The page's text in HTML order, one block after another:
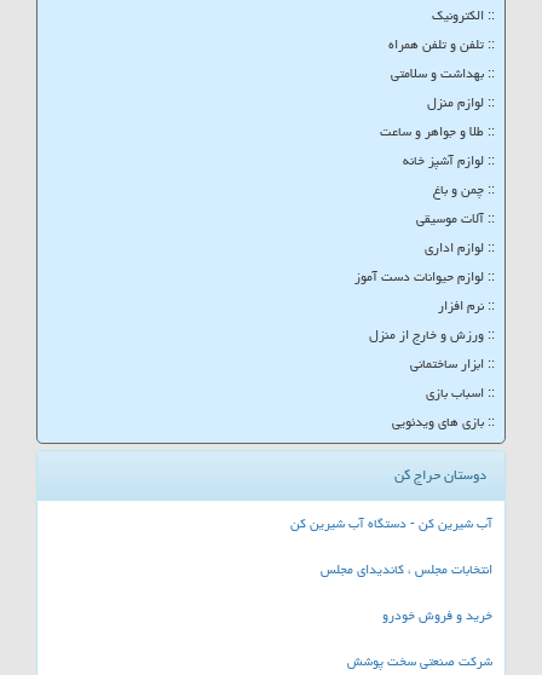
:: الکترونیک
:: تلفن و تلفن همراه
:: بهداشت و سلامتی
:: لوازم منزل
:: طلا و جواهر و ساعت
:: لوازم آشپز خانه
:: چمن و باغ
:: آلات موسیقی
:: لوازم اداری
:: لوازم حیوانات دست آموز
:: نرم افزار
:: ورزش و خارج از منزل
:: ابزار ساختمانی
:: اسباب بازی
:: بازی های ویدئویی
دوستان حراج کن
آب شیرین کن - دستگاه آب شیرین کن
انتخابات مجلس ، کاندیدای مجلس
خرید و فروش خودرو
شرکت صنعتی سخت پوشش